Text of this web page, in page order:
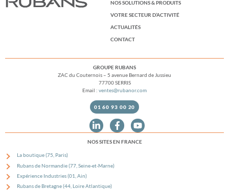
NOS SOLUTIONS & PRODUITS
VOTRE SECTEUR D’ACTIVITÉ
ACTUALITÉS
CONTACT
GROUPE RUBANS
ZAC du Couternois – 5 avenue Bernard de Jussieu
77700 SERRIS
Email : ventes@rubanor.com
01 60 93 00 20
NOS SITES EN FRANCE
La boutique (75, Paris)
Rubans de Normandie (77, Seine-et-Marne)
Expérience Industries (01, Ain)
Rubans de Bretagne (44, Loire Atlantique)